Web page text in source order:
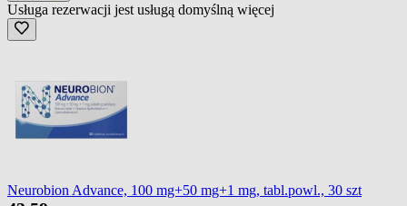
Usługa rezerwacji jest usługą domyślną więcej
Neurobion Advance, 100 mg+50 mg+1 mg, tabl.powl., 30 szt